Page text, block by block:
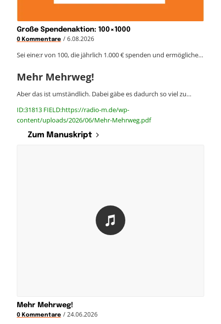
Große Spendenaktion: 100×1000
0 Kommentare / 6.08.2026
Sei eine:r von 100, die jährlich 1.000 € spenden und ermögliche…
Mehr Mehrweg!
Aber das ist umständlich. Dabei gäbe es dadurch so viel zu…
ID:31813 FIELD:https://radio-m.de/wp-
content/uploads/2026/06/Mehr-Mehrweg.pdf
Zum Manuskript
Mehr Mehrweg!
0 Kommentare / 24.06.2026